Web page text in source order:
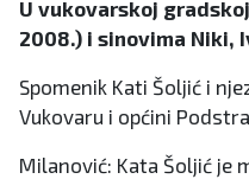
U vukovarskoj
2008.) i sinovima Niki,
Spomenik Kati Šoljić i
Vukovaru i općini
Milanović: Kata Šoljić je